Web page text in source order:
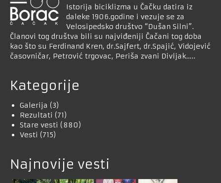
Istorija biciklizma u Čačku datira iz
daleke 1906.godine i vezuje se za
Velosipedsko društvo “Dušan Silni”.
Članovi tog društva bili su najviđeniji Čačani tog doba
kao što su Ferdinand Kren, dr.Sajfert, dr.Spajić, Vidojević
časovničar, Petrović trgovac, Periša zvani Divljak…..
Kategorije
Galerija (3)
Rezultati (71)
Stare vesti (880)
Vesti (715)
Najnovije vesti